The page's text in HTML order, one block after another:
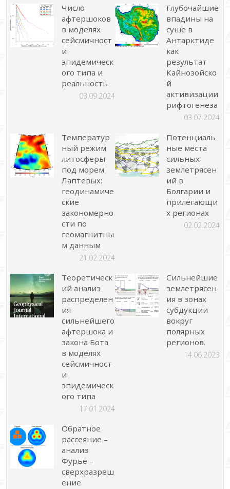
Число
афтершоков
в моделях
сейсмичност
и
эпидемическ
ого типа и
реальность
03.09.2024
Глубочайшие
впадины на
суше в
Антарктиде
как
результат
Кайнозойско
й
активизации
рифтогенеза
03.07.2024
Температур
ный режим
литосферы
под морем
Лаптевых:
геодинамиче
ские
закономерно
сти по
геомагнитны
м данным
21.02.2024
Потенциаль
ные места
сильных
землетрясен
ий в
Болгарии и
прилегающи
х регионах
02.02.2024
Теоретическ
ий анализ
распределен
ия
сильнейшего
афтершока и
закона Бота
в моделях
сейсмичност
и
эпидемическ
ого типа
17.01.2024
Сильнейшие
землетрясен
ия в зонах
субдукции
вокруг
полярных
регионов.
14.06.2023
Обратное
рассеяние –
анализ
Фурье –
сверхразреш
ение